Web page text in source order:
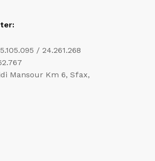
/ 24.261.268
Mansour Km 6, Sfax,